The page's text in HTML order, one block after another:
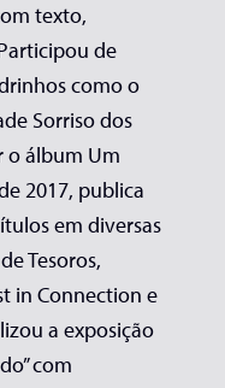
texto,
de
como o
Sorriso dos
o álbum Um
2017, publica
em diversas
Tesoros,
in Connection e
a exposição
com